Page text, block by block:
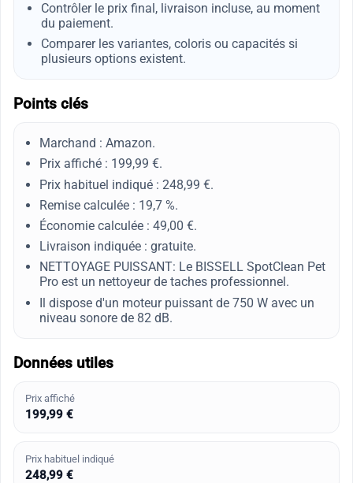
Contrôler le prix final, livraison incluse, au moment
du paiement.
Comparer les variantes, coloris ou capacités si
plusieurs options existent.
Points clés
Marchand : Amazon.
Prix affiché : 199,99 €.
Prix habituel indiqué : 248,99 €.
Remise calculée : 19,7 %.
Économie calculée : 49,00 €.
Livraison indiquée : gratuite.
NETTOYAGE PUISSANT: Le BISSELL SpotClean Pet
Pro est un nettoyeur de taches professionnel.
Il dispose d'un moteur puissant de 750 W avec un
niveau sonore de 82 dB.
Données utiles
Prix affiché
199,99 €
Prix habituel indiqué
248,99 €